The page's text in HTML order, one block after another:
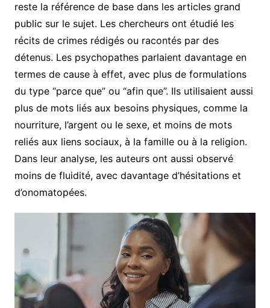
reste la référence de base dans les articles grand
public sur le sujet. Les chercheurs ont étudié les
récits de crimes rédigés ou racontés par des
détenus. Les psychopathes parlaient davantage en
termes de cause à effet, avec plus de formulations
du type “parce que” ou “afin que”. Ils utilisaient aussi
plus de mots liés aux besoins physiques, comme la
nourriture, l’argent ou le sexe, et moins de mots
reliés aux liens sociaux, à la famille ou à la religion.
Dans leur analyse, les auteurs ont aussi observé
moins de fluidité, avec davantage d’hésitations et
d’onomatopées.